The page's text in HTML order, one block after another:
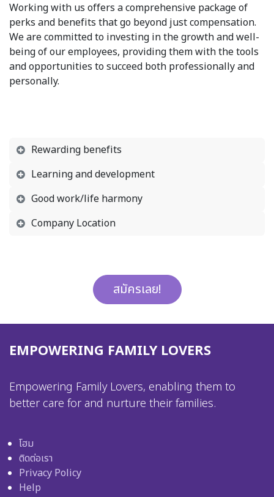
Working with us offers a comprehensive package of
perks and benefits that go beyond just compensation.
We are committed to investing in the growth and well-
being of our employees, providing them with the tools
and opportunities to succeed both professionally and
personally.
Rewarding benefits
Learning and development
Good work/life harmony
Company Location
สมัครเลย!
EMPOWERING FAMILY LOVERS
Empowering Family Lovers, enabling them to
better care for and nurture their families.
โฮม
ติดต่อเรา
Privacy Policy
Help